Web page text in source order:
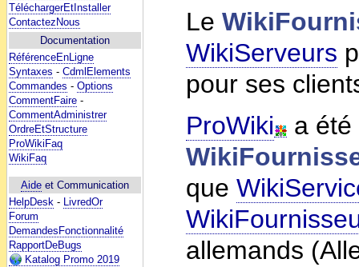
TéléchargerEtInstaller
ContactezNous
Documentation
RéférenceEnLigne
Syntaxes - CdmlElements
Commandes - Options
CommentFaire -
CommentAdministrer
OrdreEtStructure
ProWikiFaq
WikiFaq
Aide et Communication
HelpDesk - LivredOr
Forum
DemandesFonctionnalité
RapportDeBugs
Katalog Promo 2019
Le
WikiServeurs
pour ses
ProWiki
a été
que
allemands